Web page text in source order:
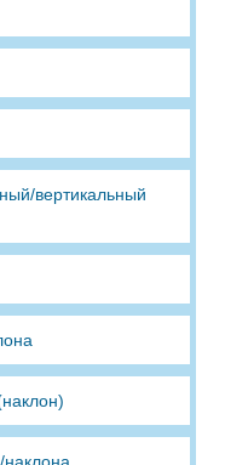
вертикальный